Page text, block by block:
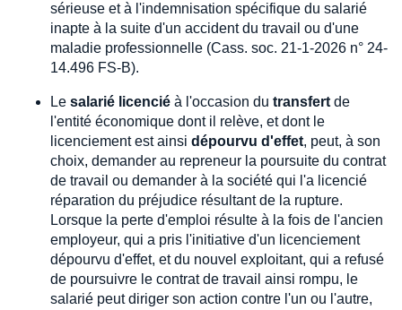
sérieuse et à l'indemnisation spécifique du salarié
inapte à la suite d'un accident du travail ou d'une
maladie professionnelle (Cass. soc. 21-1-2026 n° 24-
14.496 FS-B).
Le salarié licencié à l'occasion du transfert de
l'entité économique dont il relève, et dont le
licenciement est ainsi dépourvu d'effet, peut, à son
choix, demander au repreneur la poursuite du contrat
de travail ou demander à la société qui l'a licencié
réparation du préjudice résultant de la rupture.
Lorsque la perte d'emploi résulte à la fois de l'ancien
employeur, qui a pris l'initiative d'un licenciement
dépourvu d'effet, et du nouvel exploitant, qui a refusé
de poursuivre le contrat de travail ainsi rompu, le
salarié peut diriger son action contre l'un ou l'autre,